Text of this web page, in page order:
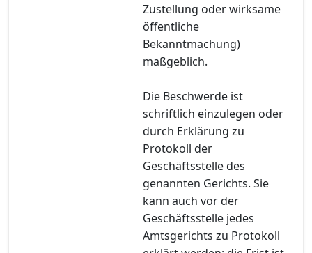
Zustellung oder wirksame
öffentliche
Bekanntmachung)
maßgeblich.
Die Beschwerde ist
schriftlich einzulegen oder
durch Erklärung zu
Protokoll der
Geschäftsstelle des
genannten Gerichts. Sie
kann auch vor der
Geschäftsstelle jedes
Amtsgerichts zu Protokoll